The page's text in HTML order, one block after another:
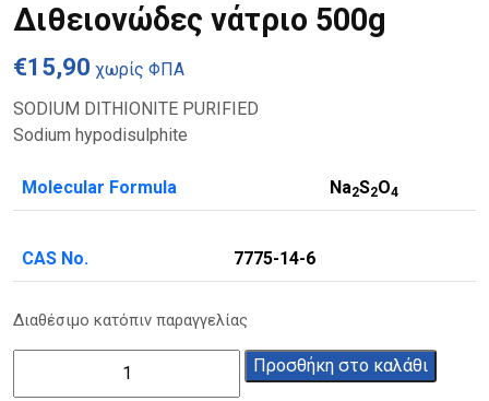
Διθειονώδες νάτριο 500g
€15,90 χωρίς ΦΠΑ
SODIUM DITHIONITE PURIFIED
Sodium hypodisulphite
Molecular Formula Na2S2O4
CAS No. 7775-14-6
Διαθέσιμο κατόπιν παραγγελίας
Προσθήκη στο καλάθι